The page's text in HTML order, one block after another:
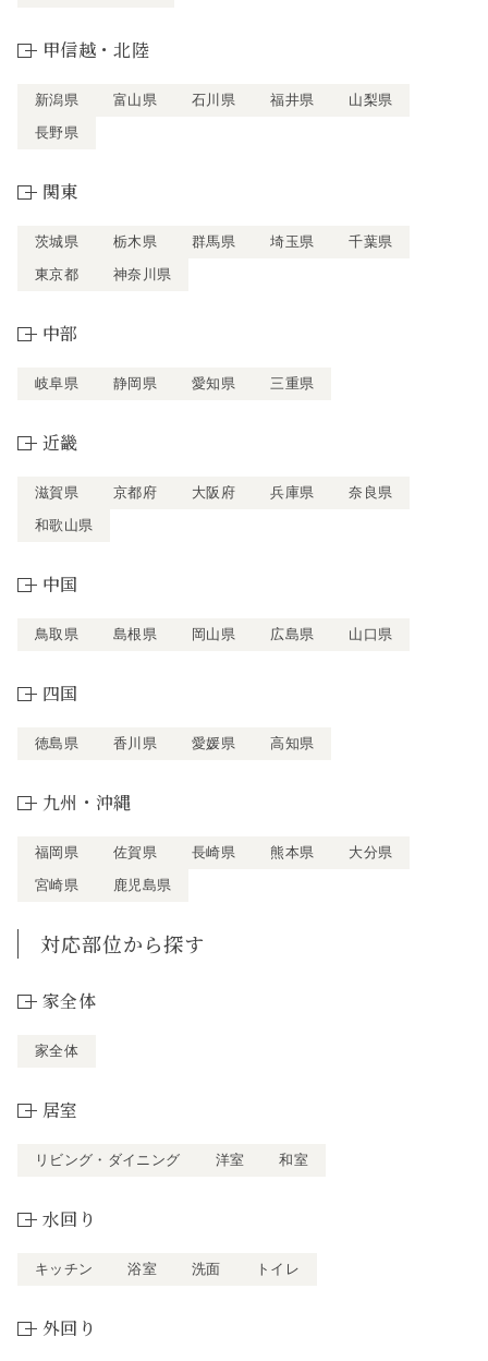
甲信越・北陸
新潟県 富山県 石川県 福井県
山梨県
長野県
関東
茨城県 栃木県 群馬県 埼玉県
千葉県
東京都
神奈川県
中部
岐阜県 静岡県 愛知県 三重県
近畿
滋賀県 京都府 大阪府 兵庫県
奈良県
和歌山県
中国
鳥取県 島根県 岡山県 広島県 山口県
四国
徳島県 香川県 愛媛県 高知県
九州・沖縄
福岡県 佐賀県 長崎県 熊本県
大分県
宮崎県
鹿児島県
対応部位から探す
家全体
家全体
居室
リビング・ダイニング 洋室 和室
水回り
キッチン 浴室 洗面 トイレ
外回り